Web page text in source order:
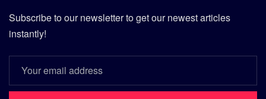
Subscribe to our newsletter to get our newest articles
instantly!